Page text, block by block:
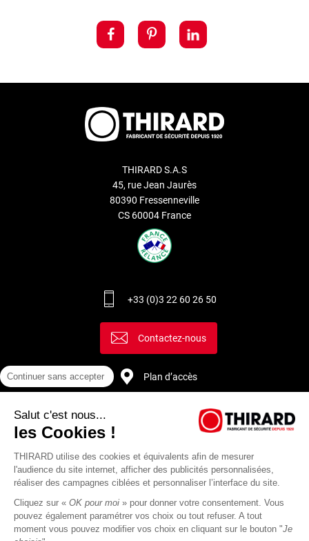
THIRARD S.A.S
45, rue Jean Jaurès
80390 Fressenneville
CS 60004 France
+33 (0)3 22 60 26 50
Contactez-nous
Plan d’accès
Continuer sans accepter
Salut c'est nous...
les Cookies !
THIRARD utilise des cookies et équivalents afin de mesurer
l'audience du site internet, afficher des publicités personnalisées,
réaliser des campagnes ciblées et personnaliser l’interface du site.
Cliquez sur « OK pour moi » pour donner votre consentement. Vous
pouvez également paramétrer vos choix ou tout refuser. A tout
moment vous pouvez modifier vos choix en cliquant sur le bouton "Je